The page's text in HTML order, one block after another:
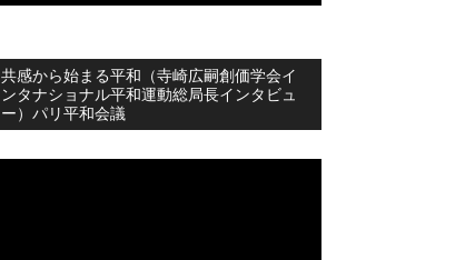
共感から始まる平和（寺崎広嗣創価学会イ
ンタナショナル平和運動総局長インタビュ
ー）パリ平和会議